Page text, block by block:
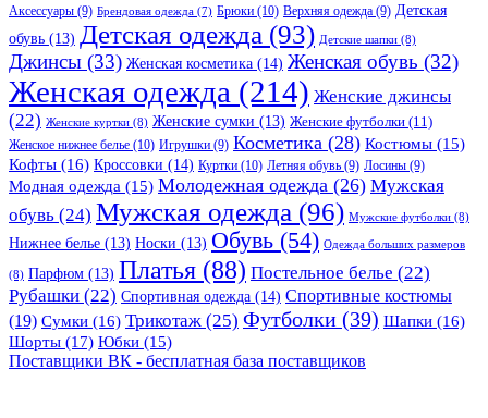
Аксессуары (9) Брендовая одежда (7) Брюки (10) Верхняя одежда (9) Детская
обувь (13) Детская одежда (93) Детские шапки (8)
Джинсы (33) Женская косметика (14) Женская обувь (32)
Женская одежда (214) Женские джинсы
(22) Женские куртки (8) Женские сумки (13) Женские футболки (11)
Женское нижнее белье (10) Игрушки (9) Косметика (28) Костюмы (15)
Кофты (16) Кроссовки (14) Куртки (10) Летняя обувь (9) Лосины (9)
Модная одежда (15) Молодежная одежда (26) Мужская
обувь (24) Мужская одежда (96) Мужские футболки (8)
Нижнее белье (13) Носки (13) Обувь (54) Одежда больших размеров
(8) Парфюм (13) Платья (88) Постельное белье (22)
Рубашки (22) Спортивная одежда (14) Спортивные костюмы
(19) Сумки (16) Трикотаж (25) Футболки (39) Шапки (16)
Шорты (17) Юбки (15)
Поставщики ВК - бесплатная база поставщиков